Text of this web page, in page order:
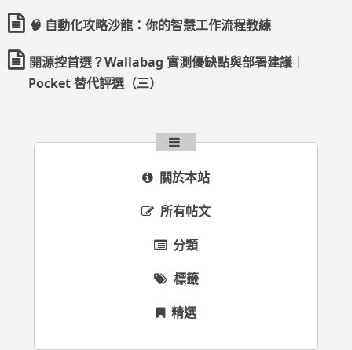
🧠 自動化攻略沙龍：你的智慧工作流程教練
開源控首選？Wallabag 實測優缺點與部署建議｜
Pocket 替代評選（三）
關於本站
所有帖文
分類
標籤
精選